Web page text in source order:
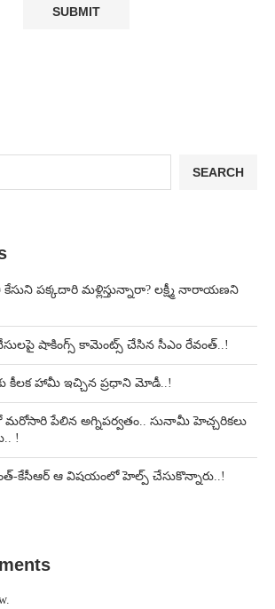
SEARCH
కేసుని పక్కదారి మళ్లిస్తున్నారా? లక్ష్మీ నారాయణని
షాకింగ్స్ కామెంట్స్ చేసిన సీఎం రేవంత్..!
కీలక హామీ ఇచ్చిన ప్రధాని మోడీ..!
మరోసారి పేలిన అగ్నిపర్వతం.. సునామీ హెచ్చరికలు
!
కేసీఆర్ ఆ విషయంలో హెల్ప్ చేసుకొన్నారు..!